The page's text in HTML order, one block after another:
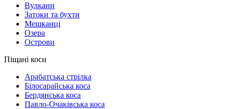
Вулкани
Затоки та бухти
Мешканці
Озера
Острови
Піщані коси
Арабатська стрілка
Білосарайська коса
Бердянська коса
Павло-Очаківська коса